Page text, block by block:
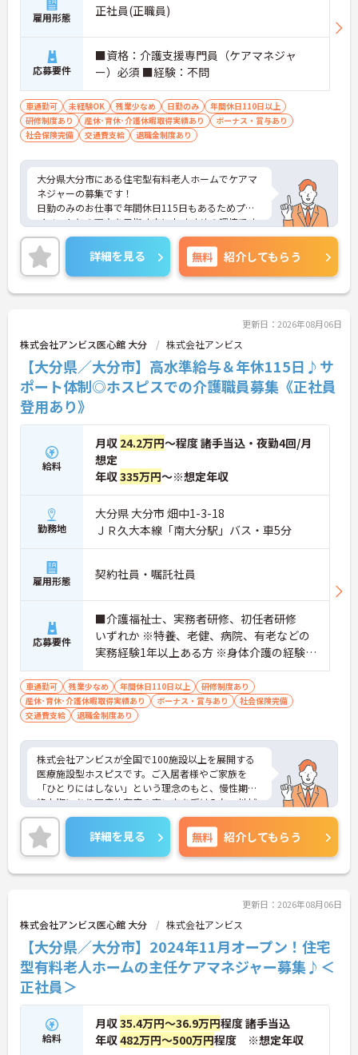
雇用形態 正社員(正職員)
応募要件
■資格：介護支援専門員（ケアマネジャ
ー）必須 ■経験：不問
車通勤可 未経験OK 残業少なめ 日勤のみ
年間休日110日以上
研修制度あり
産休･育休･介護休暇取得実績あり
ボーナス・賞与あり
社会保険完備
交通費支給 退職金制度あり
大分県大分市にある住宅型有料老人ホームでケアマ
ネジャーの募集です！
日勤のみのお仕事で年間休日115日もあるためプラ
イベートとの両立を目指す方におすすめの環境です
◎丁寧な研修とフォロー体制で、経験に関わらず安
心してスタートできます。現場経験のない方でもチ
ャレンジできる職場です♪
こちらの求人にご興味がございましたら面接のポイ
ントもお伝えしますので是非ご応募お待ちしており
詳細を見る 無料 紹介してもらう
更新日：2026年08月06日
株式会社アンビス医心館 大分 株式会社アンビス
【大分県／大分市】高水準給与＆年休115日♪サ
ポート体制◎ホスピスでの介護職員募集《正社員
登用あり》
給料
月収 24.2万円～程度 諸手当込・夜勤4回/月
想定
年収335万円～※想定年収
勤務地
大分県 大分市 畑中1-3-18
ＪＲ久大本線「南大分駅」バス・車5分
雇用形態 契約社員・嘱託社員
応募要件
■介護福祉士、実務者研修、初任者研修
いずれか ※特養、老健、病院、有老などの
実務経験1年以上ある方 ※身体介護の経験年
以上ある方、機械浴の使用の経験のある方
歓迎
車通勤可 残業少なめ 年間休日110日以上
研修制度あり
産休･育休･介護休暇取得実績あり
ボーナス・賞与あり
社会保険完備
交通費支給
退職金制度あり
株式会社アンビスが全国で100施設以上を展開する
医療施設型ホスピスです。ご入居者様やご家族を
「ひとりにはしない」という理念のもと、慢性期や
終末期にあり医療依存度の高い方を受け入れ、地域
医療を支える社会的意義の高い事業を推進していま
す。現場には看護師が24時間常駐しています。急変
時の対応や医療行為は看護師が担当するため、初任
者研修や実務者研修の方も食事介助や入浴介助など
の生活を支えるケアに専念できる環境です。多職種
連携の体制がしっかりと整っています。働き方の面
では、夜勤明けの翌日が原則として公休となるほ
か、月平均の残業時間も5時間から7時間程度とかな
り少なめです。常勤スタッフの比率が90パーセント
を超えているため急な勤務変更が発生しにくく、あ
らかじめ決められた訪問予定表に沿って規則正しく
働けます。入職後は現場スタッフによるお一人おひ
とりに合わせた個別のOJT研修が実施されます。eラ
ーニングも導入されており、多職種と連携しながら
専門性を着実に深めていける環境が用意されていま
す。
詳細を見る 無料 紹介してもらう
更新日：2026年08月06日
株式会社アンビス医心館 大分 株式会社アンビス
【大分県／大分市】2024年11月オープン！住宅
型有料老人ホームの主任ケアマネジャー募集♪＜
正社員＞
給料
月収35.4万円～36.9万円程度 諸手当込
年収482万円～500万円程度 ※想定年収